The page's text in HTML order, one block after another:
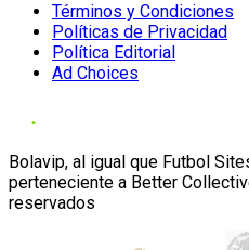
Términos y Condiciones
Políticas de Privacidad
Política Editorial
Ad Choices
Bolavip, al igual que Futbol
perteneciente a Better
reservados